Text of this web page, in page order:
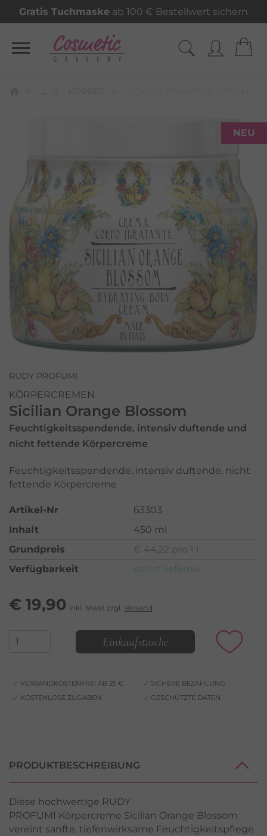
Gratis Tuchmaske ab 100 € Bestellwert sichern
...
NEU
RUDY PROFUMI
KÖRPERCREMEN
Sicilian Orange Blossom
Feuchtigkeitsspendende, intensiv duftende und
nicht fettende Körpercreme
Feuchtigkeitsspendende, intensiv duftende, nicht
fettende Körpercreme
Artikel-Nr
63303
Inhalt
450 ml
Grundpreis
€ 44,22 pro 1 l
Verfügbarkeit
sofort lieferbar
€ 19,90 inkl. Mwst zzgl. Versand
Einkaufstasche
VERSANDKOSTENFREI AB 25 €
SICHERE BEZAHLUNG
KOSTENLOSE ZUGABEN
GESCHÜTZTE DATEN
PRODUKTBESCHREIBUNG
Diese hochwertige RUDY
PROFUMI Körpercreme Sicilian Orange Blossom
vereint sanfte, tiefenwirksame Feuchtigkeitspflege